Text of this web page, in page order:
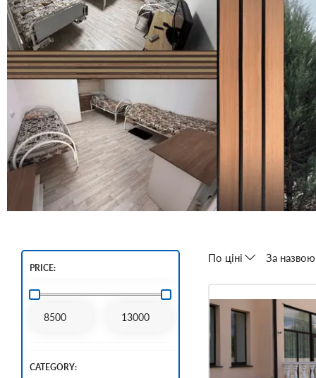
PRICE:
CATEGORY:
По ціні За назвою